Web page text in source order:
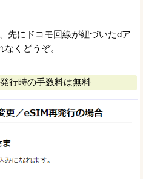
先にドコモ回線が紐づいたdア
くどうぞ。
行時の手数料は無料